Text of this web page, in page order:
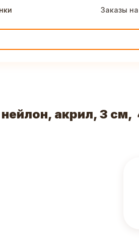
Заказы
акрил, 3 см,